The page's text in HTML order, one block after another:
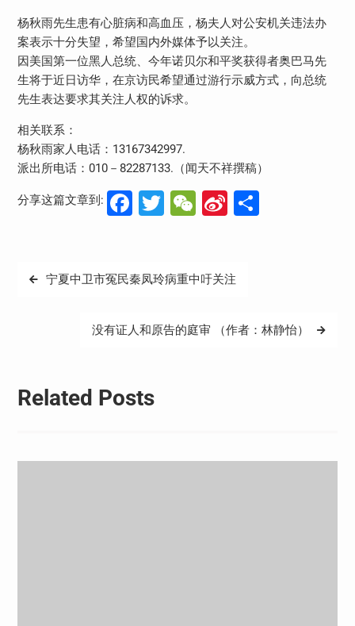
杨秋雨先生患有心脏病和高血压，杨夫人对公安机关违法办
案表示十分失望，希望国内外媒体予以关注。
因美国第一位黑人总统、今年诺贝尔和平奖获得者奥巴马先
生将于近日访华，在京访民希望通过游行示威方式，向总统
先生表达要求其关注人权的诉求。
相关联系：
杨秋雨家人电话：13167342997.
派出所电话：010－82287133.（闻天不祥撰稿）
分享这篇文章到: Facebook
Twitter
WeChat
Sina分
文
宁夏中卫市冤民秦凤玲病重中吁关注
没有证人和原告的庭审 （作者：林静怡）
Related Posts